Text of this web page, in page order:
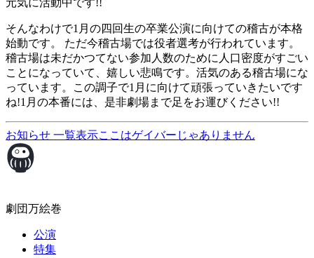
そんなわけで1月の四回生の卒業公演に向けての稽古が本格
始動です。 ただ今稽古場では役者選考が行われています。
稽古場は未だかつてない参加人数のために人口密度がすごい
ことになっていて、嬉しい悲鳴です。活気のある稽古場にな
っています。この調子で1月に向けて頑張っていきたいです
ね!1月の本番には、是非劇場まで足をお運びください!!
お知らせ 一覧表示ここはゲイバーじゃありません
劇団万絵巻
公演
特集